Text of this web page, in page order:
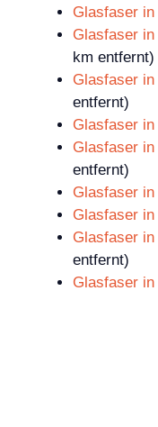
Glasfaser
Glasfaser
km entfernt)
Glasfaser
entfernt)
Glasfaser
Glasfaser
entfernt)
Glasfaser in
Glasfaser in
Glasfaser
entfernt)
Glasfaser in